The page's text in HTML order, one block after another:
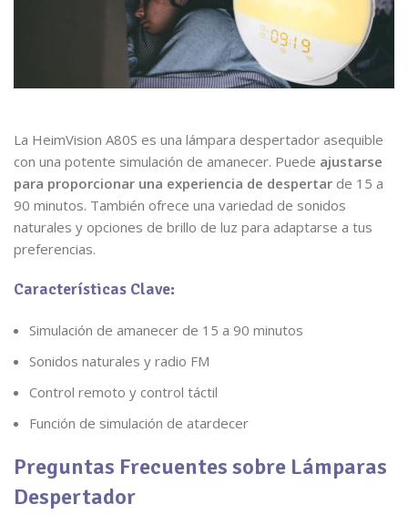
La HeimVision A80S es una lámpara despertador asequible
con una potente simulación de amanecer. Puede ajustarse
para proporcionar una experiencia de despertar de 15 a
90 minutos. También ofrece una variedad de sonidos
naturales y opciones de brillo de luz para adaptarse a tus
preferencias.
Características Clave:
Simulación de amanecer de 15 a 90 minutos
Sonidos naturales y radio FM
Control remoto y control táctil
Función de simulación de atardecer
Preguntas Frecuentes sobre Lámparas
Despertador